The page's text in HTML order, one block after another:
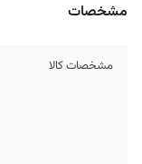
مشخصات
مشخصات کالا